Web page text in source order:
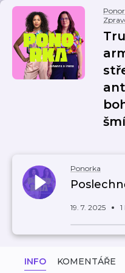
Ponorka
19. 7. 2025
INFO KOMENTÁŘE